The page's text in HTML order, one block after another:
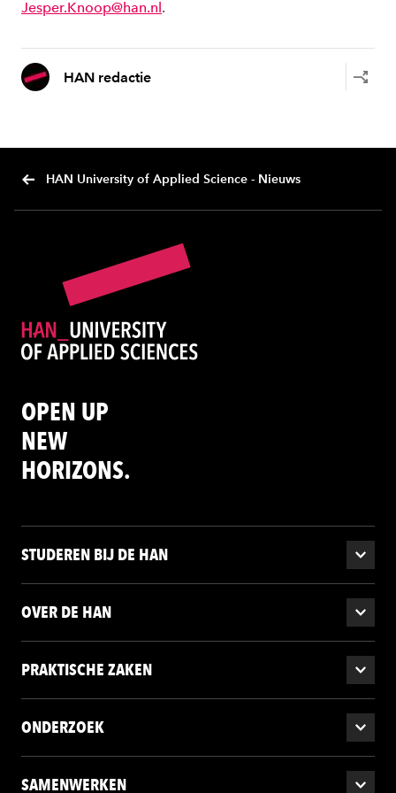
Jesper.Knoop@han.nl.
HAN redactie
HAN University of Applied Science - Nieuws
OPEN UP
NEW
HORIZONS.
STUDEREN BIJ DE HAN
OVER DE HAN
PRAKTISCHE ZAKEN
ONDERZOEK
SAMENWERKEN